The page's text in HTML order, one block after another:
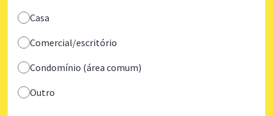
Casa
Comercial/escritório
Condomínio (área comum)
Outro